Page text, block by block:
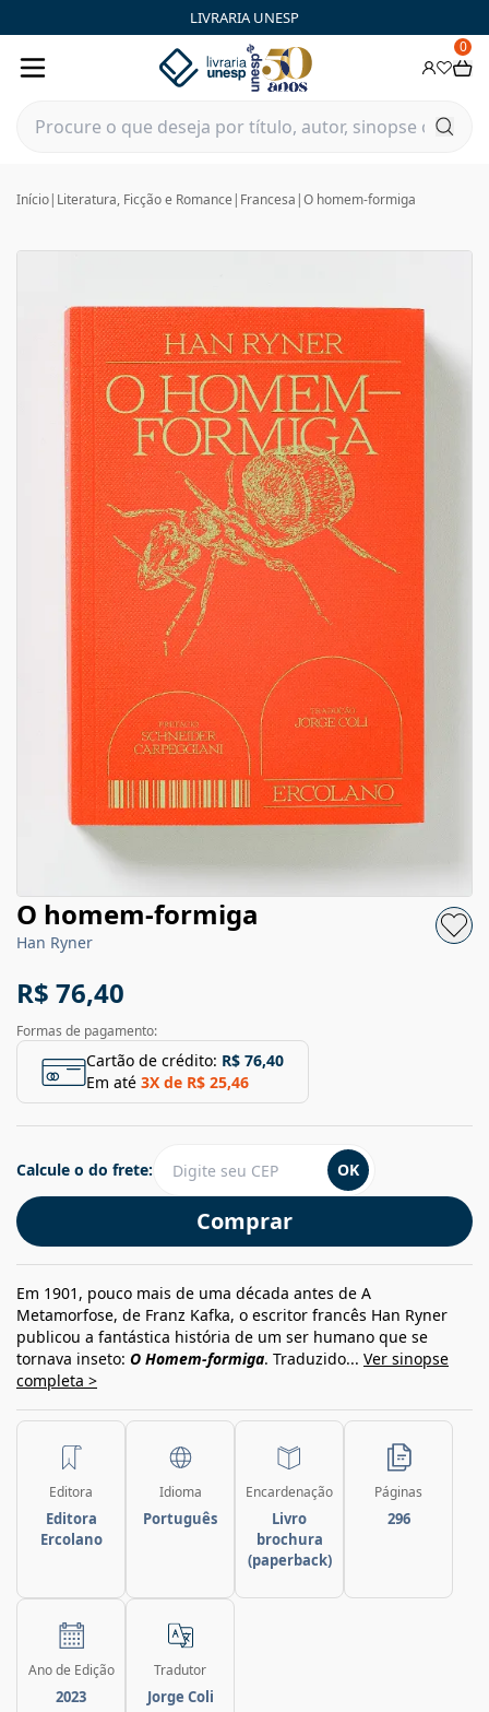
LIVRARIA UNESP
0
Início| Literatura, Ficção e Romance | Francesa |O homem-formiga
O homem-formiga
Han Ryner
R$ 76,40
Formas de pagamento:
Cartão de crédito: R$ 76,40
Em até 3X de R$ 25,46
Comprar
Calcule o do frete: OK
Em 1901, pouco mais de uma década antes de A
Metamorfose, de Franz Kafka, o escritor francês Han Ryner
publicou a fantástica história de um ser humano que se
tornava inseto: O Homem-formiga. Traduzido... Ver sinopse
completa >
Editora
Editora
Ercolano
Idioma
Português
Encardenação
Livro
brochura
(paperback)
Páginas
296
Ano de Edição
2023
Tradutor
Jorge Coli